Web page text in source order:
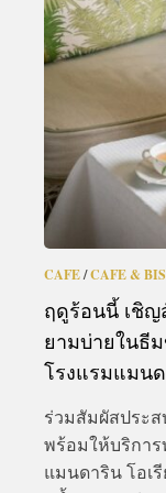
CAFE/CAFE &
ฤดูร้อนนี้ เชิ
ยามบ่ายในธี
โรงแรมแมนด
ร่วมสัมผัสประ
พร้อมให้บริการ
แมนดาริน โอเ